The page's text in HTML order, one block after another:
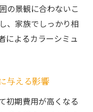
の景観に合わないこ
、家族でしっかり相
によるカラーシミュ
与える影響
初期費用が高くなる